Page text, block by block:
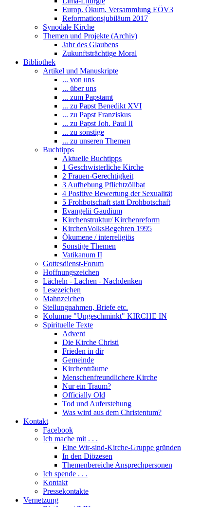
Europ. Ökum. Versammlung EÖV3
Reformationsjubiläum 2017
Synodale Kirche
Themen und Projekte (Archiv)
Jahr des Glaubens
Zukunftsträchtige Moral
Bibliothek
Artikel und Manuskripte
... von uns
... über uns
... zum Papstamt
... zu Papst Benedikt XVI
... zu Papst Franziskus
... zu Papst Joh. Paul II
... zu sonstige
... zu unseren Themen
Buchtipps
Aktuelle Buchtipps
1 Geschwisterliche Kirche
2 Frauen-Gerechtigkeit
3 Aufhebung Pflichtzölibat
4 Positive Bewertung der Sexualität
5 Frohbotschaft statt Drohbotschaft
Evangelii Gaudium
Kirchenstruktur/ Kirchenreform
KirchenVolksBegehren 1995
Ökumene / interreligiös
Sonstige Themen
Vatikanum II
Gottesdienst-Forum
Hoffnungszeichen
Lächeln - Lachen - Nachdenken
Lesezeichen
Mahnzeichen
Stellungnahmen, Briefe etc.
Kolumne "Ungeschminkt" KIRCHE IN
Spirituelle Texte
Advent
Die Kirche Christi
Frieden in dir
Gemeinde
Kirchenträume
Menschenfreundlichere Kirche
Nur ein Traum?
Officially Old
Tod und Auferstehung
Was wird aus dem Christentum?
Kontakt
Facebook
Ich mache mit . . .
Eine Wir-sind-Kirche-Gruppe gründen
In den Diözesen
Themenbereiche Ansprechpersonen
Ich spende . . .
Kontakt
Pressekontakte
Vernetzung